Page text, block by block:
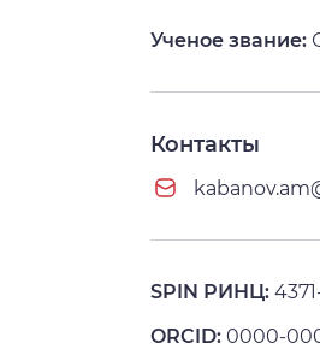
Ученое звание:
Контакты
SPIN РИНЦ:
ORCID:0000-